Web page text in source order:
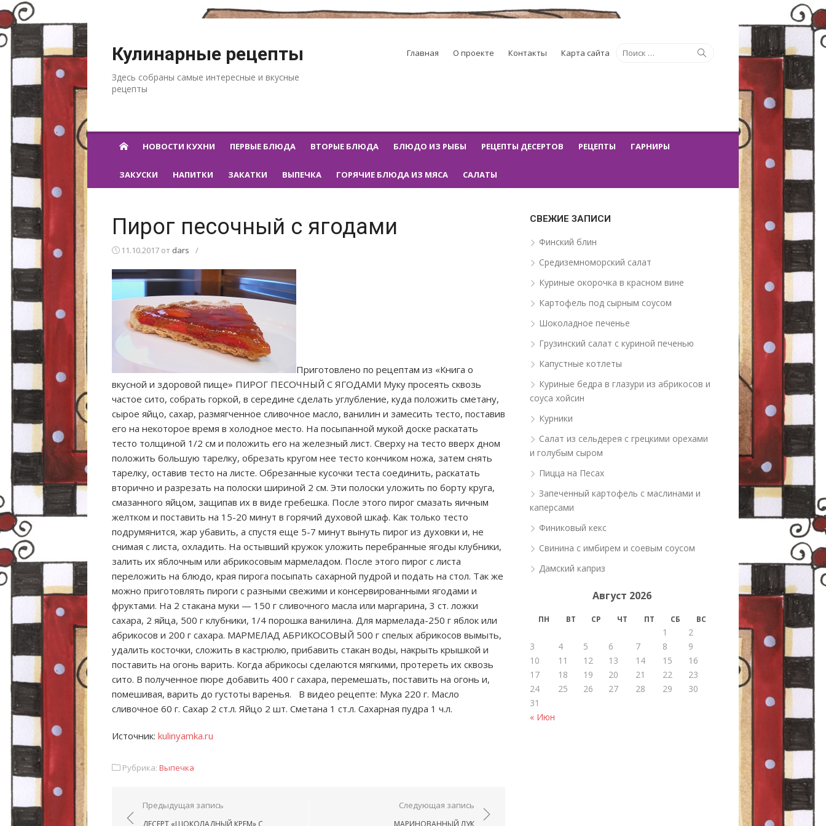
Кулинарные рецепты
Здесь собраны самые интересные и вкусные
рецепты
Искать:
Главная О проекте Контакты Карта сайта
НОВОСТИ КУХНИ ПЕРВЫЕ БЛЮДА ВТОРЫЕ БЛЮДА БЛЮДО ИЗ РЫБЫ РЕЦЕПТЫ ДЕСЕРТОВ РЕЦЕПТЫ ГАРНИРЫ
ЗАКУСКИ НАПИТКИ ЗАКАТКИ ВЫПЕЧКА ГОРЯЧИЕ БЛЮДА ИЗ МЯСА САЛАТЫ
Пирог песочный с ягодами
11.10.2017 от dars /
Приготовлено по рецептам из «Книга о
вкусной и здоровой пище» ПИРОГ ПЕСОЧНЫЙ С ЯГОДАМИ Муку просеять сквозь
частое сито, собрать горкой, в середине сделать углубление, куда положить сметану,
сырое яйцо, сахар, размягченное сливочное масло, ванилин и замесить тесто, поставив
его на некоторое время в холодное место. На посыпанной мукой доске раскатать
тесто толщиной 1/2 см и положить его на железный лист. Сверху на тесто вверх дном
положить большую тарелку, обрезать кругом нее тесто кончиком ножа, затем снять
тарелку, оставив тесто на листе. Обрезанные кусочки теста соединить, раскатать
вторично и разрезать на полоски шириной 2 см. Эти полоски уложить по борту круга,
смазанного яйцом, защипав их в виде гребешка. После этого пирог смазать яичным
желтком и поставить на 15-20 минут в горячий духовой шкаф. Как только тесто
подрумянится, жар убавить, а спустя еще 5-7 минут вынуть пирог из духовки и, не
снимая с листа, охладить. На остывший кружок уложить перебранные ягоды клубники,
залить их яблочным или абрикосовым мармеладом. После этого пирог с листа
переложить на блюдо, края пирога посыпать сахарной пудрой и подать на стол. Так же
можно приготовлять пироги с разными свежими и консервированными ягодами и
фруктами. На 2 стакана муки — 150 г сливочного масла или маргарина, 3 ст. ложки
сахара, 2 яйца, 500 г клубники, 1/4 порошка ванилина. Для мармелада-250 г яблок или
абрикосов и 200 г сахара. МАРМЕЛАД АБРИКОСОВЫЙ 500 г спелых абрикосов вымыть,
удалить косточки, сложить в кастрюлю, прибавить стакан воды, накрыть крышкой и
поставить на огонь варить. Когда абрикосы сделаются мягкими, протереть их сквозь
сито. В полученное пюре добавить 400 г сахара, перемешать, поставить на огонь и,
помешивая, варить до густоты варенья. В видео рецепте: Мука 220 г. Масло
сливочное 60 г. Сахар 2 ст.л. Яйцо 2 шт. Сметана 1 ст.л. Сахарная пудра 1 ч.л.
Источник: kulinyamka.ru
Рубрика: Выпечка
Навигация по записям
Предыдущая запись
ДЕСЕРТ «ШОКОЛАДНЫЙ КРЕМ» С
Следующая запись
МАРИНОВАННЫЙ ЛУК
СВЕЖИЕ ЗАПИСИ
Финский блин
Средиземноморский салат
Куриные окорочка в красном вине
Картофель под сырным соусом
Шоколадное печенье
Грузинский салат с куриной печенью
Капустные котлеты
Куриные бедра в глазури из абрикосов и
соуса хойсин
Курники
Салат из сельдерея с грецкими орехами
и голубым сыром
Пицца на Песах
Запеченный картофель с маслинами и
каперсами
Финиковый кекс
Свинина с имбирем и соевым соусом
Дамский каприз
Август 2026
ПН ВТ СР ЧТ ПТ СБ ВС
« Июн
1
2
3
4 5 6 7 8
9
10
11 12 13 14 15
16
17
18 19 20 21 22
23
24
25 26 27 28 29
30
31